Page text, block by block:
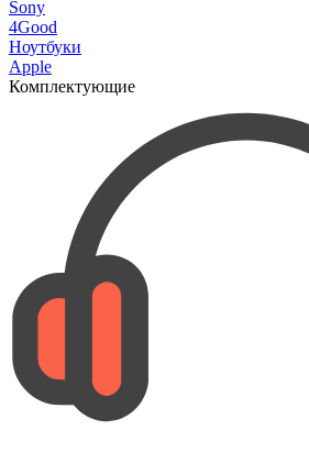
Sony
4Good
Ноутбуки
Apple
Комплектующие